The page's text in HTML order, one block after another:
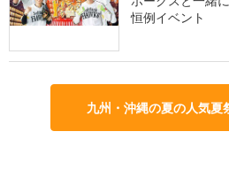
恒例イベント
九州・沖縄の夏の人気夏